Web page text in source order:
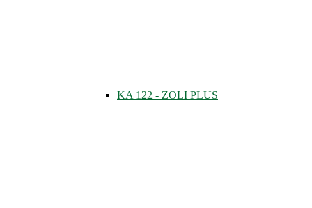
KA 122 - ZOLI PLUS